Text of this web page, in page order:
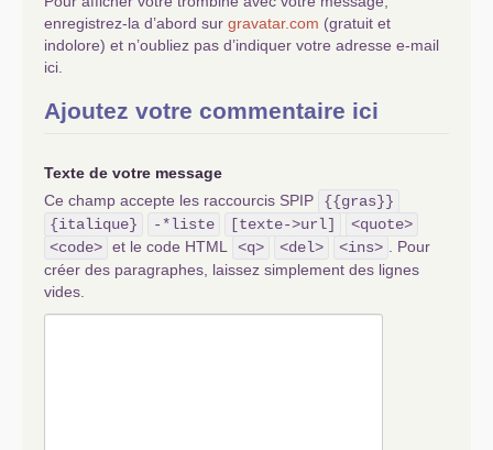
enregistrez-la d’abord sur gravatar.com (gratuit et
indolore) et n’oubliez pas d’indiquer votre adresse e-mail
ici.
Ajoutez votre commentaire ici
Texte de votre message
Ce champ accepte les raccourcis SPIP
{{gras}}
{italique}
-*liste [texte->url]
<quote>
<code> et le code HTML <q> <del> <ins>
. Pour
créer des paragraphes, laissez simplement des lignes
vides.